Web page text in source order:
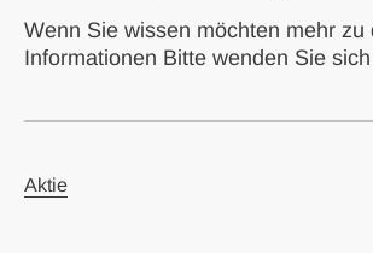
Wenn Sie wissen möchten mehr zu
Informationen Bitte wenden Sie
Aktie